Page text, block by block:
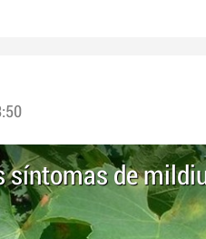
síntomas de